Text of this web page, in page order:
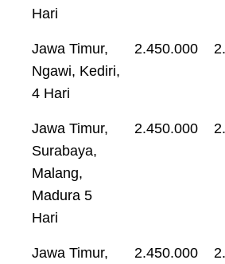
Hari
Jawa Timur,
Ngawi, Kediri,
4 Hari
2.450.000
Jawa Timur,
Surabaya,
Malang,
Madura 5
Hari
2.450.000
Jawa Timur,
2.450.000